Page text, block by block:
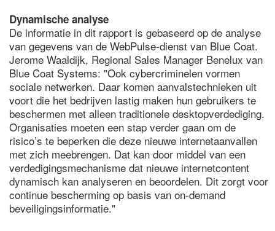
Dynamische analyse
De informatie in dit rapport is gebaseerd op de analyse
van gegevens van de WebPulse-dienst van Blue Coat.
Jerome Waaldijk, Regional Sales Manager Benelux van
Blue Coat Systems: "Ook cybercriminelen vormen
sociale netwerken. Daar komen aanvalstechnieken uit
voort die het bedrijven lastig maken hun gebruikers te
beschermen met alleen traditionele desktopverdediging.
Organisaties moeten een stap verder gaan om de
risico’s te beperken die deze nieuwe internetaanvallen
met zich meebrengen. Dat kan door middel van een
verdedigingsmechanisme dat nieuwe internetcontent
dynamisch kan analyseren en beoordelen. Dit zorgt voor
continue bescherming op basis van on-demand
beveiligingsinformatie."